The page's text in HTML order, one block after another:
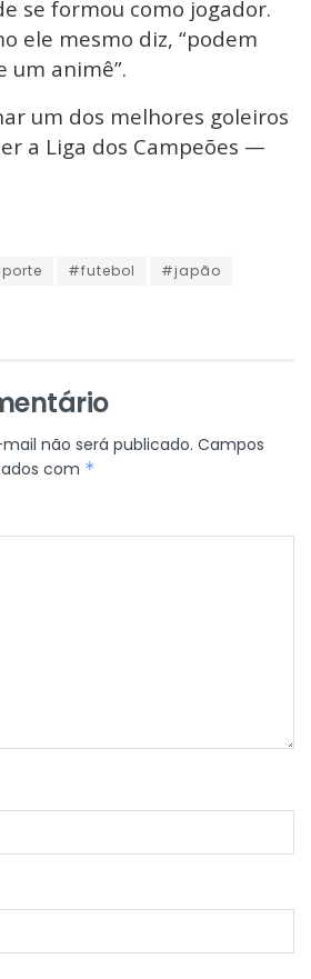
se formou como jogador.
ele mesmo diz, “podem
um animê”.
um dos melhores goleiros
a Liga dos Campeões —
#futebol
#japão
não será publicado. Campos
com *